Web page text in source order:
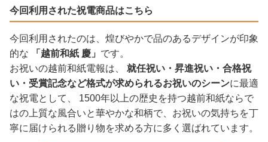
今回利用された祝電商品はこちら
今回利用されたのは、煌びやかで品のあるデザインが印象
的な
「越前和紙 慶」 です。
お祝いの越前和紙電報は、 就任祝い・昇進祝い・合格祝
い・受賞記念など格式が求められるお祝いのシーンに最適
な祝電として、 1500年以上の歴史を持つ越前和紙ならで
はの上質な風合いと華やかな和柄で、お祝いの気持ちを丁
寧に届けられる贈り物を求める方に多く選ばれています。